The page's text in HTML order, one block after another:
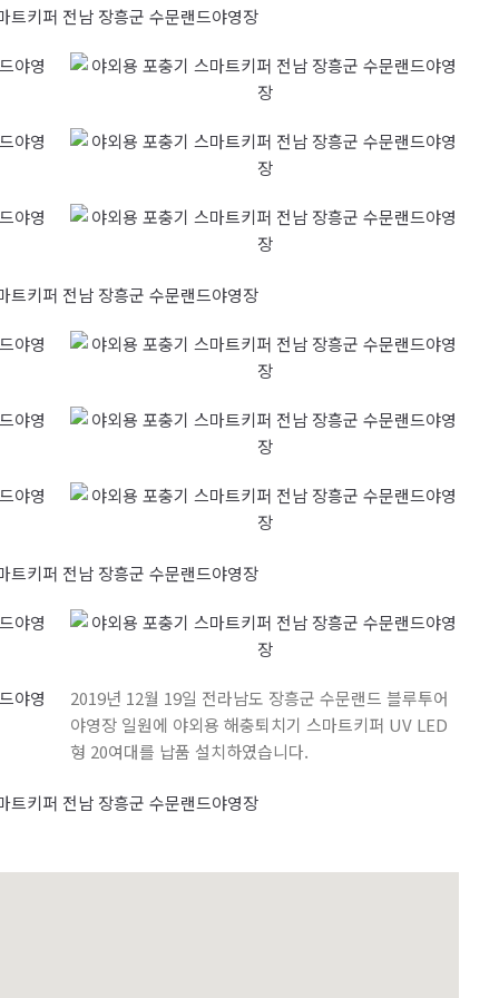
2019년 12월 19일 전라남도 장흥군 수문랜드 블루투어
야영장 일원에 야외용 해충퇴치기 스마트키퍼 UV LED
형 20여대를 납품 설치하였습니다.